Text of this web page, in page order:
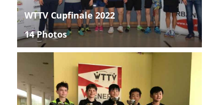
WTTV Cupfinale 2022
14 Photos